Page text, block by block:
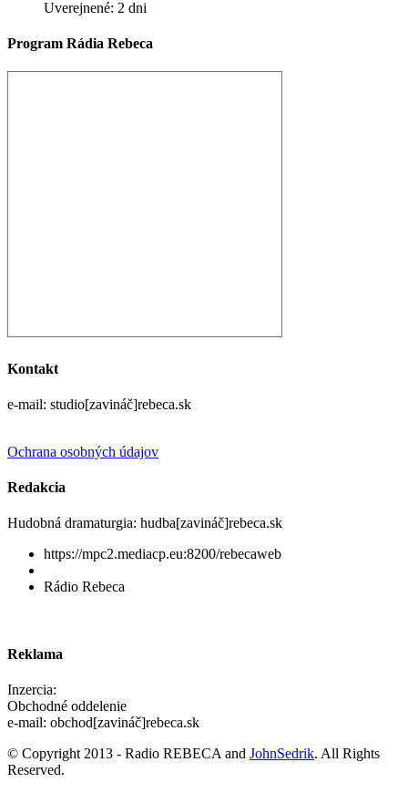
Uverejnené: 2 dni
Program Rádia Rebeca
Kontakt
e-mail: studio[zavináč]rebeca.sk
Ochrana osobných údajov
Redakcia
Hudobná dramaturgia: hudba[zavináč]rebeca.sk
https://mpc2.mediacp.eu:8200/rebecaweb
Rádio Rebeca
Reklama
Inzercia:
Obchodné oddelenie
e-mail: obchod[zavináč]rebeca.sk
© Copyright 2013 - Radio REBECA and JohnSedrik. All Rights
Reserved.